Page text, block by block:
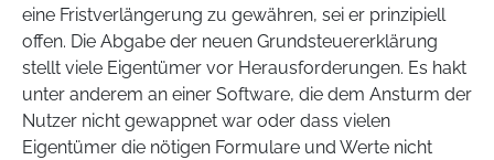
eine Fristverlängerung zu gewähren, sei er prinzipiell
offen. Die Abgabe der neuen Grundsteuererklärung
stellt viele Eigentümer vor Herausforderungen. Es hakt
unter anderem an einer Software, die dem Ansturm der
Nutzer nicht gewappnet war oder dass vielen
Eigentümer die nötigen Formulare und Werte nicht